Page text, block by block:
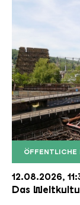
ÖFFENTLICHE
Der
Copyright:
12.08.2026,
Das